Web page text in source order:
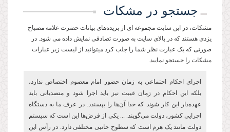
جستجو در مشکات
مشکات، در این سایت مجموعه ای از بریده‌های بیانات حضرت علامه مصباح
یزدی هستند که در بالای سایت به صورت تصادفی نمایش داده می شود. در
صورتی که یک عبارت نظر شما را جلب کرد میتوانید از لیست زیر عبارات
مشکات را جستجو نمایید.
اجرای احکام اجتماعی به زمان حضور امام معصوم اختصاص ندارد،
بلکه این احکام در زمان غیبت نیز باید اجرا شود و متصدیانی باید
عهده‌دار این کار شوند که خدا آن‌ها را بپسندد. در عرف ما به دستگاه
اجرایی کشور، دولت می‌گویند. ... یکی از فرض‌ها این است که سیستم
دولت مانند یک هرم است که سطوح جانبی مختلفی دارد. در رأس این